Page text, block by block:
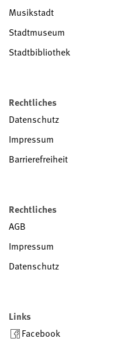
Musikstadt
Stadtmuseum
Stadtbibliothek
Rechtliches
Datenschutz
Impressum
Barrierefreiheit
Rechtliches
AGB
Impressum
Datenschutz
Links
Facebook